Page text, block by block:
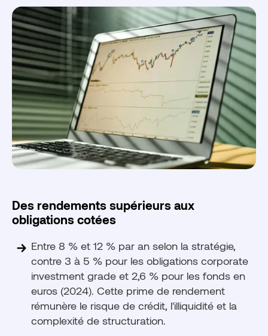
Des rendements supérieurs aux
obligations cotées
Entre 8 % et 12 % par an selon la stratégie,
contre 3 à 5 % pour les obligations corporate
investment grade et 2,6 % pour les fonds en
euros (2024). Cette prime de rendement
rémunère le risque de crédit, l'illiquidité et la
complexité de structuration.